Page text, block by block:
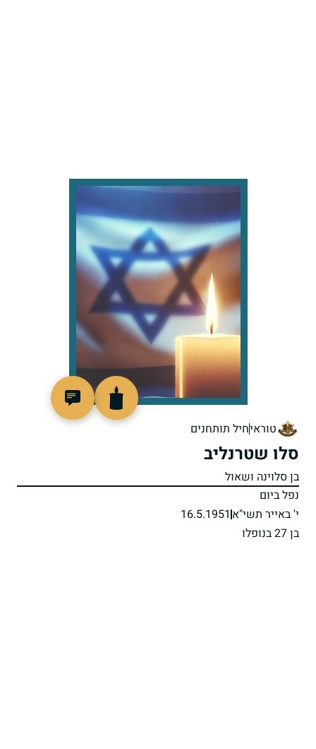
טוראיחיל תותחנים
סלו שטרנליב
בן סלוינה ושאול
נפל ביום
י' באייר תשי"א 16.5.1951
בן 27 בנופלו